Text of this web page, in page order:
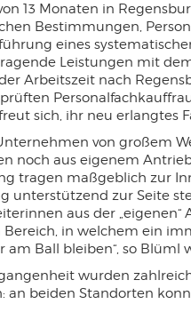
13 Monaten in
Bestimmungen,
eines
Leistungen mit
Arbeitszeit nach
sich, ihr neu erlangtes
von großem
noch aus eigenem
tragen maßgeblich zur
unterstützend zur Seite
aus der
Bereich, in welchem ein
Ball bleiben“, so Blüml
wurden
an beiden Standorten
und Social
zu können,
Medien
während des ausführen